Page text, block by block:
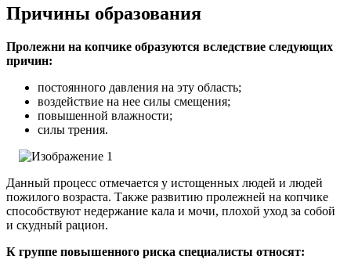
Причины образования
Пролежни на копчике образуются вследствие следующих
причин:
постоянного давления на эту область;
воздействие на нее силы смещения;
повышенной влажности;
силы трения.
Данный процесс отмечается у истощенных людей и людей
пожилого возраста. Также развитию пролежней на копчике
способствуют недержание кала и мочи, плохой уход за собой
и скудный рацион.
К группе повышенного риска специалисты относят: